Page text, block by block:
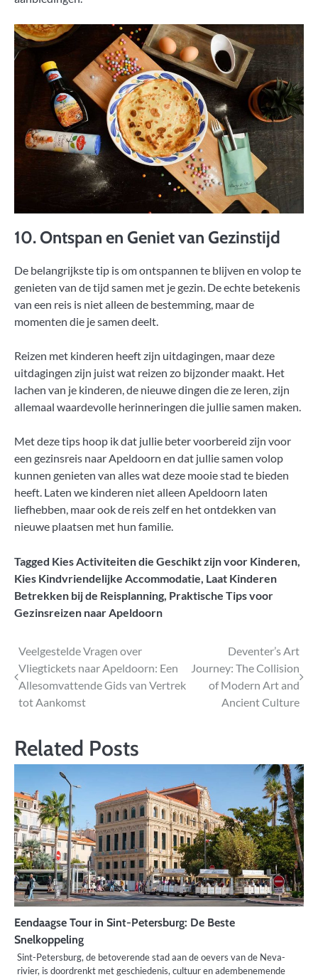
10. Ontspan en Geniet van Gezinstijd
De belangrijkste tip is om ontspannen te blijven en volop te
genieten van de tijd samen met je gezin. De echte betekenis
van een reis is niet alleen de bestemming, maar de
momenten die je samen deelt.
Reizen met kinderen heeft zijn uitdagingen, maar deze
uitdagingen zijn juist wat reizen zo bijzonder maakt. Het
lachen van je kinderen, de nieuwe dingen die ze leren, zijn
allemaal waardevolle herinneringen die jullie samen maken.
Met deze tips hoop ik dat jullie beter voorbereid zijn voor
een gezinsreis naar Apeldoorn en dat jullie samen volop
kunnen genieten van alles wat deze mooie stad te bieden
heeft. Laten we kinderen niet alleen Apeldoorn laten
liefhebben, maar ook de reis zelf en het ontdekken van
nieuwe plaatsen met hun familie.
Tagged Kies Activiteiten die Geschikt zijn voor Kinderen
Kies Kindvriendelijke Accommodatie Laat Kinderen
Betrekken bij de Reisplanning Praktische Tips voor
Gezinsreizen naar Apeldoorn
Bericht
navigatie
Veelgestelde Vragen over
Vliegtickets naar Apeldoorn: Een
Allesomvattende Gids van Vertrek
tot Aankomst
Deventer’s Art
Journey: The Collision
of Modern Art and
Ancient Culture
Related Posts
Eendaagse Tour in Sint-Petersburg: De Beste
Snelkoppeling
Sint-Petersburg, de betoverende stad aan de oevers van de Neva-
rivier, is doordrenkt met geschiedenis, cultuur en adembenemende